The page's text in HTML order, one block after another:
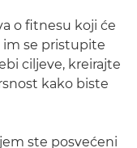
o fitnesu koji će
im se pristupite
ciljeve, kreirajte
kako biste
ste posvećeni